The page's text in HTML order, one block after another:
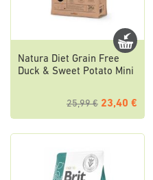
Natura Diet Grain Free
Duck & Sweet Potato Mini
25,99 € 23,40 €